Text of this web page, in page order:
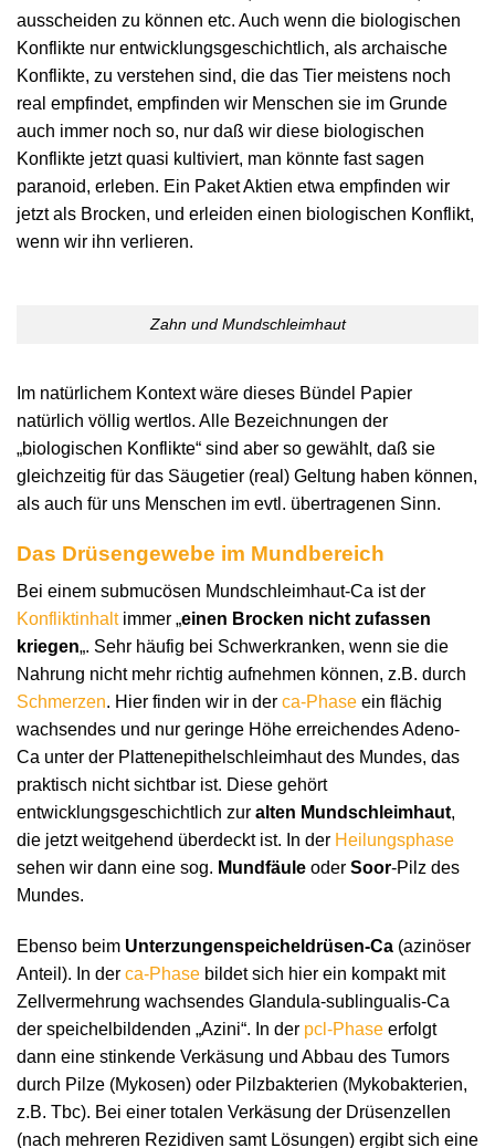
ausscheiden zu können etc. Auch wenn die biologischen
Konflikte nur entwicklungsgeschichtlich, als archaische
Konflikte, zu verstehen sind, die das Tier meistens noch
real empfindet, empfinden wir Menschen sie im Grunde
auch immer noch so, nur daß wir diese biologischen
Konflikte jetzt quasi kultiviert, man könnte fast sagen
paranoid, erleben. Ein Paket Aktien etwa empfinden wir
jetzt als Brocken, und erleiden einen biologischen Konflikt,
wenn wir ihn verlieren.
Zahn und Mundschleimhaut
Im natürlichem Kontext wäre dieses Bündel Papier
natürlich völlig wertlos. Alle Bezeichnungen der
„biologischen Konflikte“ sind aber so gewählt, daß sie
gleichzeitig für das Säugetier (real) Geltung haben können,
als auch für uns Menschen im evtl. übertragenen Sinn.
Das Drüsengewebe im Mundbereich
Bei einem submucösen Mundschleimhaut-Ca ist der
Konfliktinhaltimmer „einen Brocken nicht zufassen
kriegen„. Sehr häufig bei Schwerkranken, wenn sie die
Nahrung nicht mehr richtig aufnehmen können, z.B. durch
Schmerzen. Hier finden wir in der ca-Phase ein flächig
wachsendes und nur geringe Höhe erreichendes Adeno-
Ca unter der Plattenepithelschleimhaut des Mundes, das
praktisch nicht sichtbar ist. Diese gehört
entwicklungsgeschichtlich zur alten Mundschleimhaut,
die jetzt weitgehend überdeckt ist. In der Heilungsphase
sehen wir dann eine sog. Mundfäule oder Soor-Pilz des
Mundes.
Ebenso beim Unterzungenspeicheldrüsen-Ca (azinöser
Anteil). In der ca-Phase bildet sich hier ein kompakt mit
Zellvermehrung wachsendes Glandula-sublingualis-Ca
der speichelbildenden „Azini“. In der pcl-Phase erfolgt
dann eine stinkende Verkäsung und Abbau des Tumors
durch Pilze (Mykosen) oder Pilzbakterien (Mykobakterien,
z.B. Tbc). Bei einer totalen Verkäsung der Drüsenzellen
(nach mehreren Rezidiven samt Lösungen) ergibt sich eine